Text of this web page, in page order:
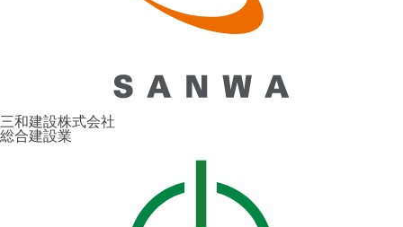
三和建設株式会社
総合建設業